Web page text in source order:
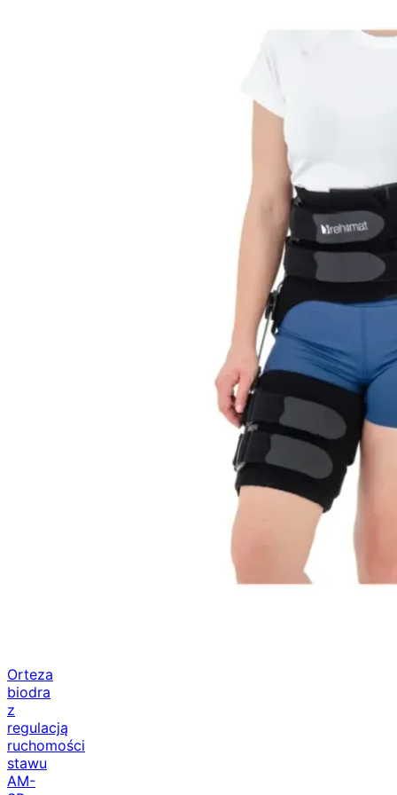
Orteza
biodra
z
regulacją
ruchomości
stawu
AM-